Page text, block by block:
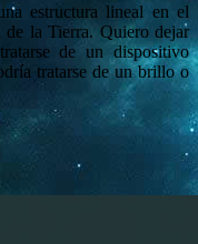
estructura lineal en el
de la Tierra. Quiero dejar
de un dispositivo
tratarse de un brillo o